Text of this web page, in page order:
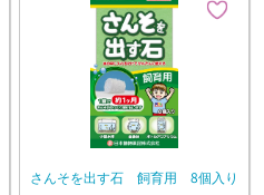
さんそを出す石 飼育用 8個入り